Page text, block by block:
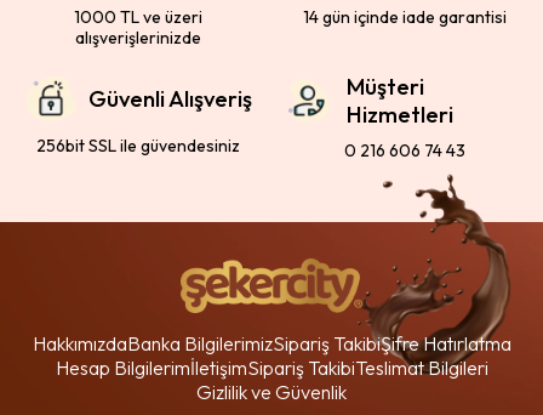
1000 TL ve üzeri
alışverişlerinizde
14 gün içinde iade garantisi
Güvenli Alışveriş
256bit SSL ile güvendesiniz
Müşteri
Hizmetleri
0 216 606 74 43
HakkımızdaBanka BilgilerimizSipariş TakibiŞifre Hatırlatma
Hesap BilgilerimİletişimSipariş TakibiTeslimat Bilgileri
Gizlilik ve Güvenlik